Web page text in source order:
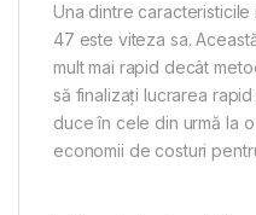
Una dintre
47 este viteza sa.
mult mai rapid decât
să finalizați lucrarea
duce în cele din urmă la
economii de costuri